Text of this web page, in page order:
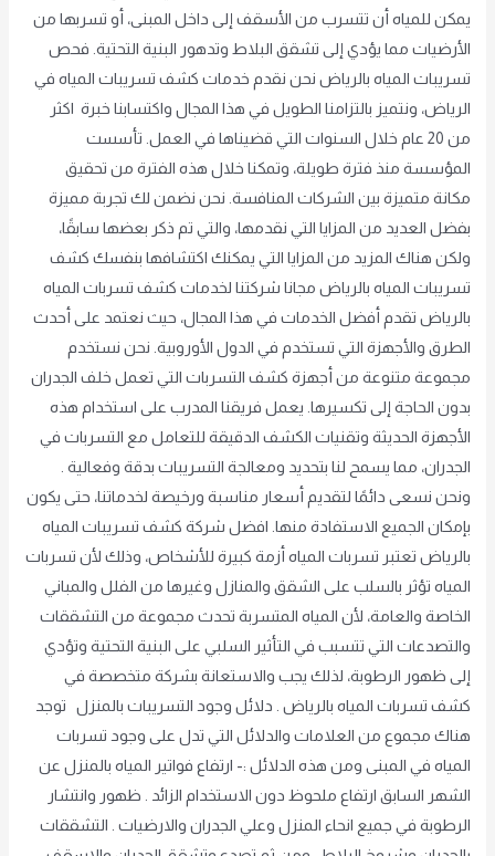
يمكن للمياه أن تتسرب من الأسقف إلى داخل المبنى، أو تسربها من
الأرضيات مما يؤدي إلى تشقق البلاط وتدهور البنية التحتية. فحص
تسريبات المياه بالرياض نحن نقدم خدمات كشف تسريبات المياه في
الرياض، ونتميز بالتزامنا الطويل في هذا المجال واكتسابنا خبرة اكثر
من 20 عام خلال السنوات التي قضيناها في العمل. تأسست
المؤسسة منذ فترة طويلة، وتمكنا خلال هذه الفترة من تحقيق
مكانة متميزة بين الشركات المنافسة. نحن نضمن لك تجربة مميزة
بفضل العديد من المزايا التي نقدمها، والتي تم ذكر بعضها سابقًا،
ولكن هناك المزيد من المزايا التي يمكنك اكتشافها بنفسك كشف
تسريبات المياه بالرياض مجانا شركتنا لخدمات كشف تسربات المياه
بالرياض تقدم أفضل الخدمات في هذا المجال، حيث نعتمد على أحدث
الطرق والأجهزة التي تستخدم في الدول الأوروبية. نحن نستخدم
مجموعة متنوعة من أجهزة كشف التسربات التي تعمل خلف الجدران
بدون الحاجة إلى تكسيرها. يعمل فريقنا المدرب على استخدام هذه
الأجهزة الحديثة وتقنيات الكشف الدقيقة للتعامل مع التسربات في
الجدران، مما يسمح لنا بتحديد ومعالجة التسريبات بدقة وفعالية .
ونحن نسعى دائمًا لتقديم أسعار مناسبة ورخيصة لخدماتنا، حتى يكون
بإمكان الجميع الاستفادة منها. افضل شركة كشف تسريبات المياه
بالرياض تعتبر تسربات المياه أزمة كبيرة للأشخاص، وذلك لأن تسربات
المياه تؤثر بالسلب على الشقق والمنازل وغيرها من الفلل والمباني
الخاصة والعامة، لأن المياه المتسربة تحدث مجموعة من التشققات
والتصدعات التي تتسبب في التأثير السلبي على البنية التحتية وتؤدي
إلى ظهور الرطوبة، لذلك يجب والاستعانة بشركة متخصصة في
كشف تسربات المياه بالرياض . دلائل وجود التسريبات بالمنزل توجد
هناك مجموع من العلامات والدلائل التي تدل على وجود تسربات
المياه في المبنى ومن هذه الدلائل :- ارتفاع فواتير المياه بالمنزل عن
الشهر السابق ارتفاع ملحوظ دون الاستخدام الزائد . ظهور وانتشار
الرطوبة في جميع انحاء المنزل وعلي الجدران والارضيات . التشققات